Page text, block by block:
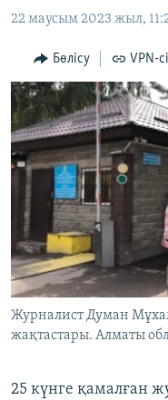
to
ӘЛЕМ
АРНАЙЫ ЖОБАЛАР
Русский
ЖАЗЫЛЫҢЫЗ
Басқа тілдерде
22 маусым 2023 жыл,
Бөлісу VPN-
Журналист Думан
жақтастары. Алматы
25 күнге қамалған